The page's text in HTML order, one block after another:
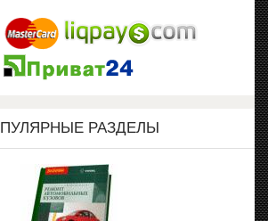
РАЗДЕЛЫ